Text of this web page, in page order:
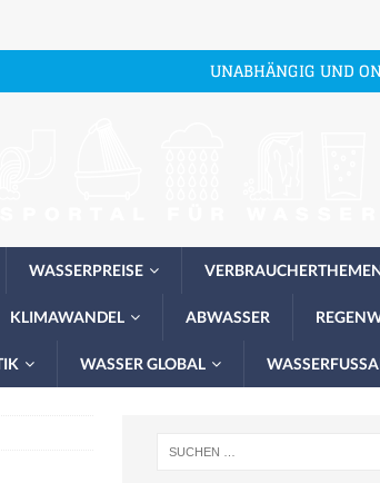
UNABHÄNGIG UND
WASSERPREISE
KLIMAWANDEL ABWASSER
WASSER GLOBAL